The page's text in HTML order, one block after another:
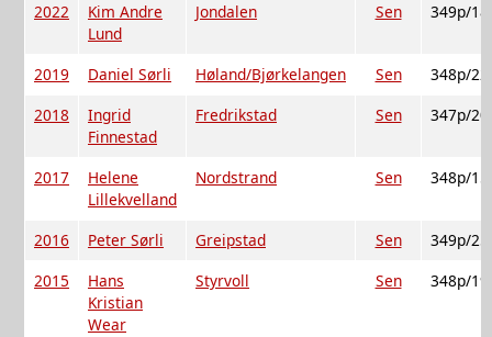
2022
Kim Andre
Lund
Jondalen Sen 349p/
2019 Daniel Sørli Høland/Bjørkelangen Sen
348p/
2018
Ingrid
Finnestad
Fredrikstad Sen 347p/
2017
Helene
Lillekvelland
Nordstrand Sen 348p/
2016 Peter Sørli Greipstad Sen
349p/
2015
Hans
Kristian
Wear
Styrvoll Sen 348p/